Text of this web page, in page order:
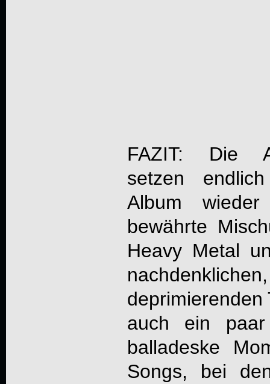
FAZIT: Die
setzen
Album
bewährte
Heavy Metal
deprimierenden
auch ein
balladeske
Songs, bei